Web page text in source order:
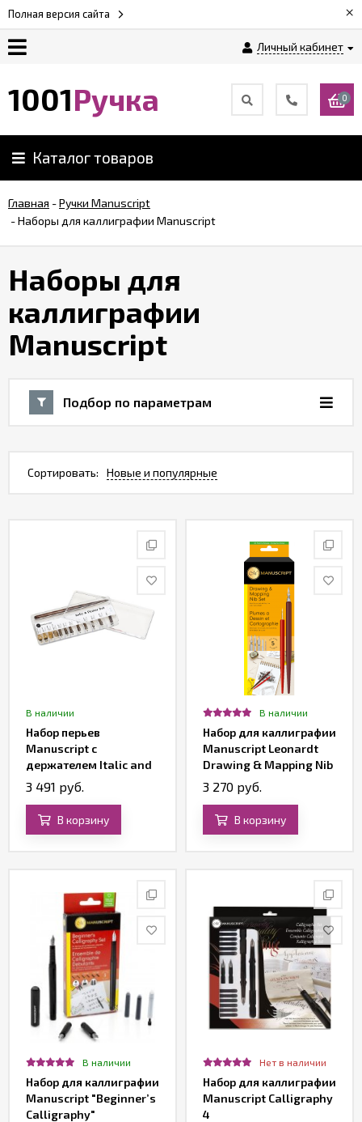
Полная версия сайта ×
Личный кабинет
Возврат
Обзоры
ручек
Контакты
1001Ручка 0
Каталог товаров
Главная -Ручки Manuscript
-Наборы для каллиграфии Manuscript
Наборы для
каллиграфии
Manuscript
Подбор по параметрам
Сортировать: Новые и популярные
В наличии
Набор перьев
Manuscript с
держателем Italic and
Poster 11 штук
3 491 руб.
В корзину
В наличии
Набор для каллиграфии
Manuscript Leonardt
Drawing & Mapping Nib
перо+ держатель
3 270 руб.
В корзину
В наличии
Набор для каллиграфии
Manuscript "Beginner’s
Calligraphy"
Нет в наличии
Набор для каллиграфии
Manuscript Calligraphy
4